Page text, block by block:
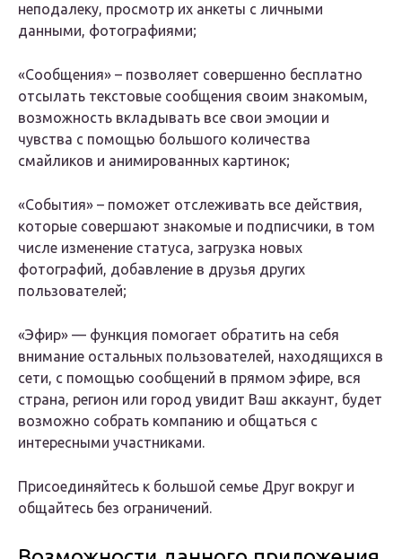
неподалеку, просмотр их анкеты с личными
данными, фотографиями;
«Сообщения» – позволяет совершенно бесплатно
отсылать текстовые сообщения своим знакомым,
возможность вкладывать все свои эмоции и
чувства с помощью большого количества
смайликов и анимированных картинок;
«События» – поможет отслеживать все действия,
которые совершают знакомые и подписчики, в том
числе изменение статуса, загрузка новых
фотографий, добавление в друзья других
пользователей;
«Эфир» — функция помогает обратить на себя
внимание остальных пользователей, находящихся в
сети, с помощью сообщений в прямом эфире, вся
страна, регион или город увидит Ваш аккаунт, будет
возможно собрать компанию и общаться с
интересными участниками.
Присоединяйтесь к большой семье Друг вокруг и
общайтесь без ограничений.